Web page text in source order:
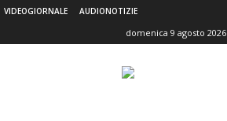
VIDEOGIORNALE AUDIONOTIZIE
domenica 9 agosto 2026